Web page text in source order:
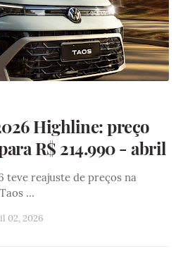
Highline: preço
R$ 214.990 - abril
teve reajuste de preços na
…
02, 2026